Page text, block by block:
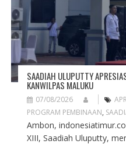
SAADIAH ULUPUTTY
KANWILPAS MALUKU
07/08/2026
PROGRAM PEMBINAAN,
Ambon,
XIII, Saadiah Uluputty,